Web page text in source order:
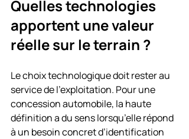
Quelles technologies
apportent une valeur
réelle sur le terrain ?
Le choix technologique doit rester au
service de l’exploitation. Pour une
concession automobile, la haute
définition a du sens lorsqu’elle répond
à un besoin concret d’identification